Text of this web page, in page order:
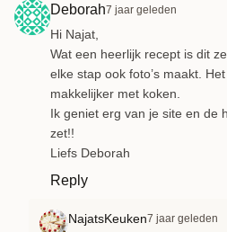
Deborah7 jaar geleden
Hi Najat,
Wat een heerlijk recept is dit
elke stap ook foto’s maakt.
makkelijker met koken.
Ik geniet erg van je site en de
zet!!
Liefs Deborah
Reply
NajatsKeuken7 jaar geleden